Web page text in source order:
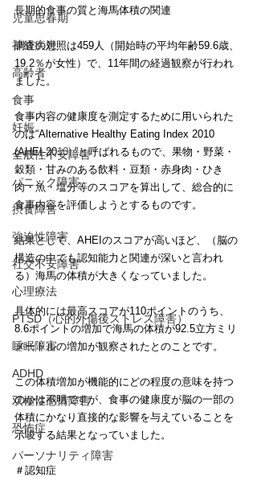
児童思春期
神経疾患
高齢者
食事
妊娠
全般性不安障害
パニック障害
摂食障害
強迫性障害
社交不安障害
心理療法
PTSD（心的外傷後ストレス障害）
睡眠障害
ADHD
双極性感情障害
恐怖症
パーソナリティ障害
長期的食事の質と海馬体積の関連
調査の対照は459人（開始時の平均年齢59.6歳、
19.2％が女性）で、11年間の経過観察が行われ
ました。
食事内容の健康度を測定するために用いられた
のは“Alternative Healthy Eating Index 2010
(AHEI-2010) ”と呼ばれるもので、果物・野菜・
穀類・甘みのある飲料・豆類・赤身肉・ひき
肉・魚・塩分等のスコアを算出して、総合的に
食事内容を評価しようとするものです。
結果として、AHEIのスコアが高いほど、（脳の
構造の中でも認知能力と関連が深いと言われ
る）海馬の体積が大きくなっていました。
具体的には最高スコアが110ポイントのうち、
8.6ポイントの増加で海馬の体積が92.5立方ミリ
メートルの増加が観察されたとのことです。
この体積増加が機能的にどの程度の意味を持つ
のかは不明ですが、食事の健康度が脳の一部の
体積にかなり直接的な影響を与えていることを
示唆する結果となっていました。
＃認知症